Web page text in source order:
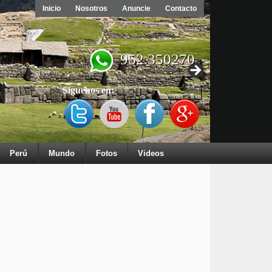
Inicio Nosotros Anuncie Contacto
952 350270
Síguenos en:
Perú Mundo Fotos Videos